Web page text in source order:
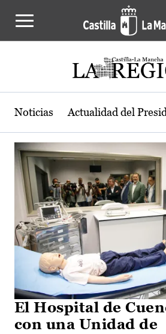
Actualidad de la
Noticias Actualidad del
El Hospital de
con una Unidad de